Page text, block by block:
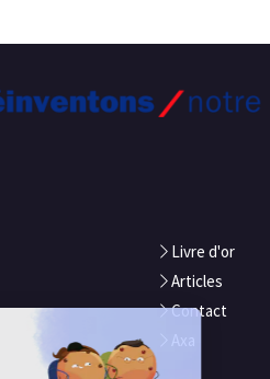
Livre d'or
Articles
Contact
Axa